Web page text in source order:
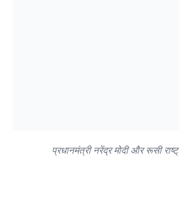
प्रधानमंत्री नरेंद्र मोदी और रूसी